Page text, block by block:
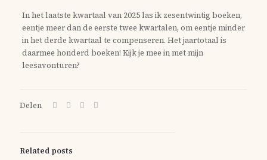
In het laatste kwartaal van 2025 las ik zesentwintig boeken,
eentje meer dan de eerste twee kwartalen, om eentje minder
in het derde kwartaal te compenseren. Het jaartotaal is
daarmee honderd boeken! Kijk je mee in met mijn
leesavonturen?
Delen
Related posts